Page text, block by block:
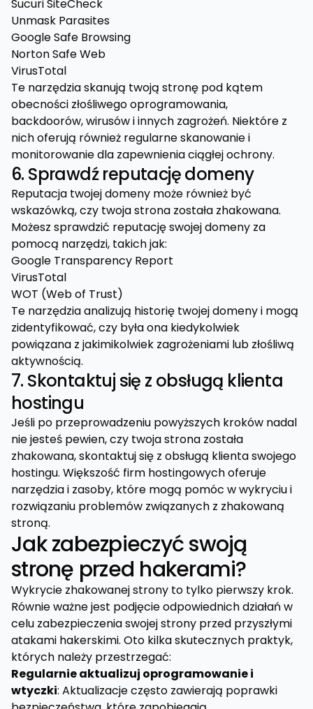
Sucuri SiteCheck
Unmask Parasites
Google Safe Browsing
Norton Safe Web
VirusTotal
Te narzędzia skanują twoją stronę pod kątem
obecności złośliwego oprogramowania,
backdoorów, wirusów i innych zagrożeń. Niektóre z
nich oferują również regularne skanowanie i
monitorowanie dla zapewnienia ciągłej ochrony.
6. Sprawdź reputację domeny
Reputacja twojej domeny może również być
wskazówką, czy twoja strona została zhakowana.
Możesz sprawdzić reputację swojej domeny za
pomocą narzędzi, takich jak:
Google Transparency Report
VirusTotal
WOT (Web of Trust)
Te narzędzia analizują historię twojej domeny i mogą
zidentyfikować, czy była ona kiedykolwiek
powiązana z jakimikolwiek zagrożeniami lub złośliwą
aktywnością.
7. Skontaktuj się z obsługą klienta
hostingu
Jeśli po przeprowadzeniu powyższych kroków nadal
nie jesteś pewien, czy twoja strona została
zhakowana, skontaktuj się z obsługą klienta swojego
hostingu. Większość firm hostingowych oferuje
narzędzia i zasoby, które mogą pomóc w wykryciu i
rozwiązaniu problemów związanych z zhakowaną
stroną.
Jak zabezpieczyć swoją
stronę przed hakerami?
Wykrycie zhakowanej strony to tylko pierwszy krok.
Równie ważne jest podjęcie odpowiednich działań w
celu zabezpieczenia swojej strony przed przyszłymi
atakami hakerskimi. Oto kilka skutecznych praktyk,
których należy przestrzegać:
Regularnie aktualizuj oprogramowanie i
wtyczki: Aktualizacje często zawierają poprawki